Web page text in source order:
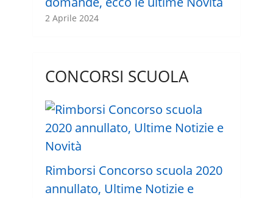
2 Aprile 2024
CONCORSI SCUOLA
Rimborsi Concorso scuola 2020
annullato, Ultime Notizie e